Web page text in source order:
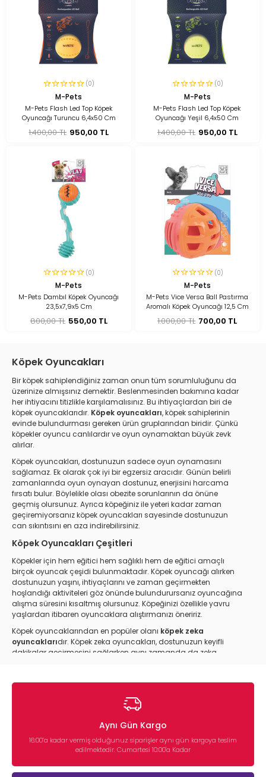
(0)
M-Pets
M-Pets Flash Led Top Köpek
Oyuncağı Turuncu 6,4x50 Cm
1.400,00 TL 950,00 TL
(0)
M-Pets
M-Pets Flash Led Top Köpek
Oyuncağı Yeşil 6,4x50 Cm
1.400,00 TL 950,00 TL
(0)
M-Pets
M-Pets Dambıl Köpek Oyuncağı
23,5x7,9x5 Cm
800,00 TL 550,00 TL
(0)
M-Pets
M-Pets Vice Versa Ball Pastırma
Aromalı Köpek Oyuncağı 12,5 Cm
1.000,00 TL 700,00 TL
Köpek Oyuncakları
Bir köpek sahiplendiğiniz zaman onun tüm sorumluluğunu da
üzerinize almışsınız demektir. Beslenmesinden bakımına kadar
her ihtiyacını titizlikle karşılamalısınız. Bu ihtiyaçlardan biri de
köpek oyuncaklarıdır. Köpek oyuncakları, köpek sahiplerinin
evinde bulundurması gereken ürün gruplarından biridir. Çünkü
köpekler oyuncu canlılardır ve oyun oynamaktan büyük zevk
alırlar.
Köpek oyuncakları, dostunuzun sadece oyun oynamasını
sağlamaz. Ek olarak çok iyi bir egzersiz aracıdır. Günün belirli
zamanlarında oyun oynayan dostunuz, enerjisini harcama
fırsatı bulur. Böylelikle olası obezite sorunlarının da önüne
geçmiş olursunuz. Ayrıca köpeğiniz ile yeteri kadar zaman
geçiremiyorsanız köpek oyuncakları sayesinde dostunuzun
can sıkıntısını en aza indirebilirsiniz.
Köpek Oyuncakları Çeşitleri
Köpekler için hem eğitici hem sağlıklı hem de eğitici amaçlı
birçok oyuncak çeşidi bulunmaktadır. Köpek oyuncağı alırken
dostunuzun yaşını, ihtiyaçlarını ve zaman geçirmekten
hoşlandığı aktiviteleri göz önünde bulundurursanız oyuncağına
alışma süresini kısaltmış olursunuz. Köpeğinizi özellikle yavru
yaşlardan itibaren oyuncaklara alıştırmanızı öneririz.
Köpek oyuncaklarından en popüler olanı köpek zeka
oyuncaklarıdır. Köpek zeka oyuncakları, dostunuzun keyifli
dakikalar geçirmesini sağlarken aynı zamanda da zeka
eğitebilirseniz topu uzağa attığınız takdirde size geri getirecektir.
Top fırlatma oyununu köpeğiniz hiç bıkmadan uzun bir süre
oynayabileceğinden onun için de keyifli bir egzersiz olacaktır.
Fırlatılan nesneleri yakalayıp sahibine geri getirmekten büyük
keyif alan köpeklerin sevdiği oyuncaklardan biri de frizbilerdir.
zaman geçirebileceğiniz frizbi çeşitlerini bulabilirsiniz.
Aynı Gün Kargo
16:00’a kadar vermiş olduğunuz siparişler aynı gün kargoya teslim
edilmektedir. Cumartesi 10:00'a Kadar